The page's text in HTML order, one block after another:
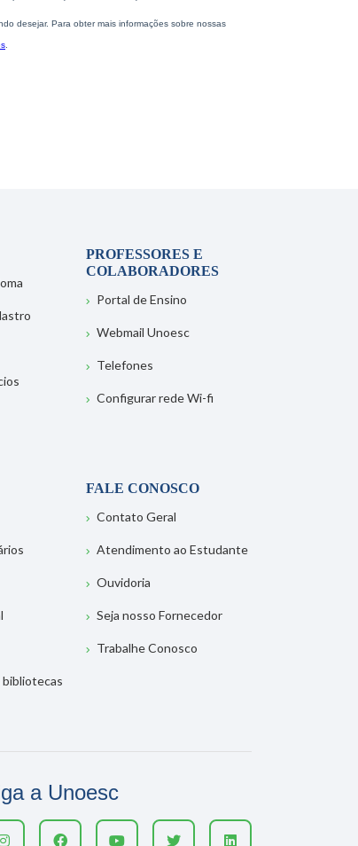
PROFESSORES E
COLABORADORES
Portal de Ensino
Webmail Unoesc
Telefones
Configurar rede Wi-fi
bibliotecas
FALE CONOSCO
Contato Geral
Atendimento ao Estudante
Ouvidoria
Seja nosso Fornecedor
Trabalhe Conosco
a Unoesc